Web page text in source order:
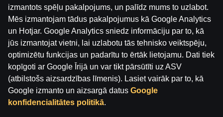
Ekspresintervija | Lauris Dārziņš pirms ceturtdaļfināla
byDāvis 2026. g. 17. jūn.
Boksa Nagla | Sandis Kleins un Valdis Valters
byDāvis 2026. g. 9. jūn.
Kategorijas
izmantots spēļu pakalpojums, un palīdz mums to uzlabot.
Mēs izmantojam tādus pakalpojumus kā Google Analytics
un Hotjar. Google Analytics sniedz informāciju par to, kā
jūs izmantojat vietni, lai uzlabotu tās tehnisko veiktspēju,
optimizētu funkcijas un padarītu to ērtāk lietojamu. Dati tiek
kopīgoti ar Google Īrijā un var tikt pārsūtīti uz ASV
(atbilstošs aizsardzības līmenis). Lasiet vairāk par to, kā
Google izmanto un aizsargā datus Google
konfidencialitātes politikā.